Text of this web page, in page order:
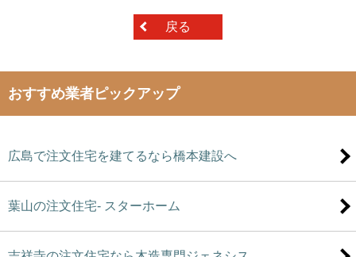
戻る
おすすめ業者ピックアップ
広島で注文住宅を建てるなら橋本建設へ
葉山の注文住宅- スターホーム